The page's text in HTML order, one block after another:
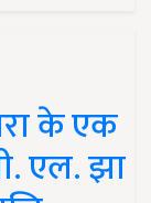
के एक
एल. झा